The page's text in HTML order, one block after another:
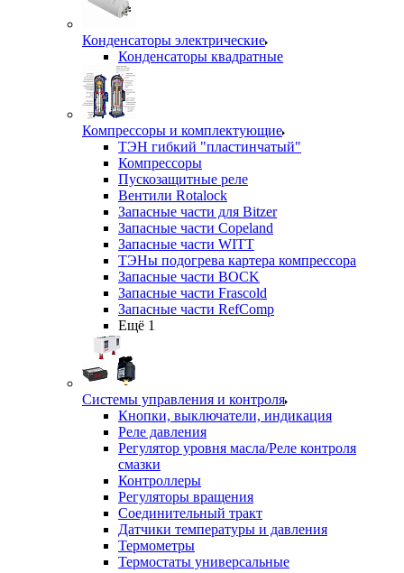
Конденсаторы электрические
Конденсаторы квадратные
Компрессоры и комплектующие
ТЭН гибкий "пластинчатый"
Компрессоры
Пускозащитные реле
Вентили Rotalock
Запасные части для Bitzer
Запасные части Copeland
Запасные части WITT
ТЭНы подогрева картера компрессора
Запасные части BOCK
Запасные части Frascold
Запасные части RefComp
Ещё 1
Системы управления и контроля
Кнопки, выключатели, индикация
Реле давления
Регулятор уровня масла/Реле контроля
смазки
Контроллеры
Регуляторы вращения
Соединительный тракт
Датчики температуры и давления
Термометры
Термостаты универсальные